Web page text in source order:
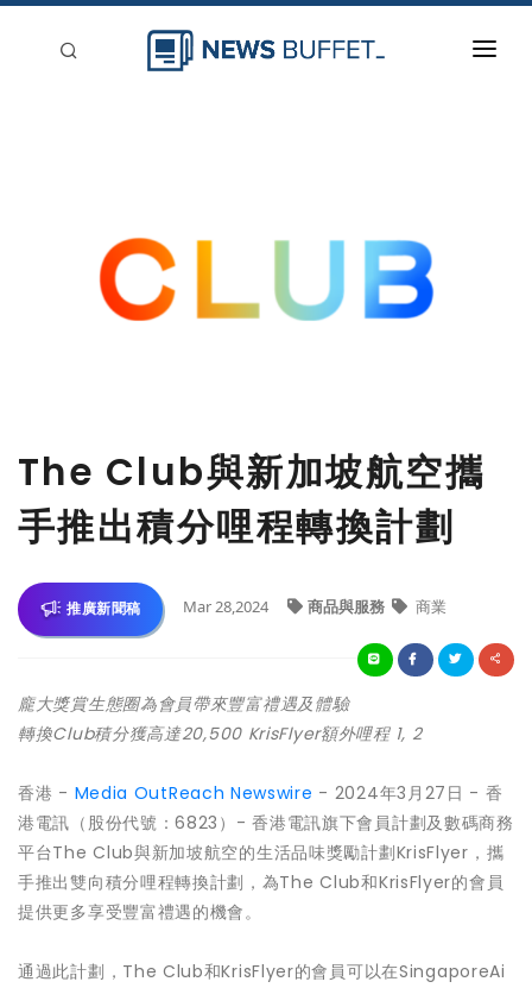
The Club與新加坡航空攜
手推出積分哩程轉換計劃
推廣新聞稿 Mar 28,2024 商品與服務 商業
龐大獎賞生態圈為會員帶來豐富禮遇及體驗
轉換Club積分獲高達20,500 KrisFlyer額外哩程 1, 2
香港 - Media OutReach Newswire - 2024年3月27日 - 香
港電訊（股份代號：6823）- 香港電訊旗下會員計劃及數碼商務
平台The Club與新加坡航空的生活品味獎勵計劃KrisFlyer，攜
手推出雙向積分哩程轉換計劃，為The Club和KrisFlyer的會員
提供更多享受豐富禮遇的機會。
通過此計劃，The Club和KrisFlyer的會員可以在SingaporeAi